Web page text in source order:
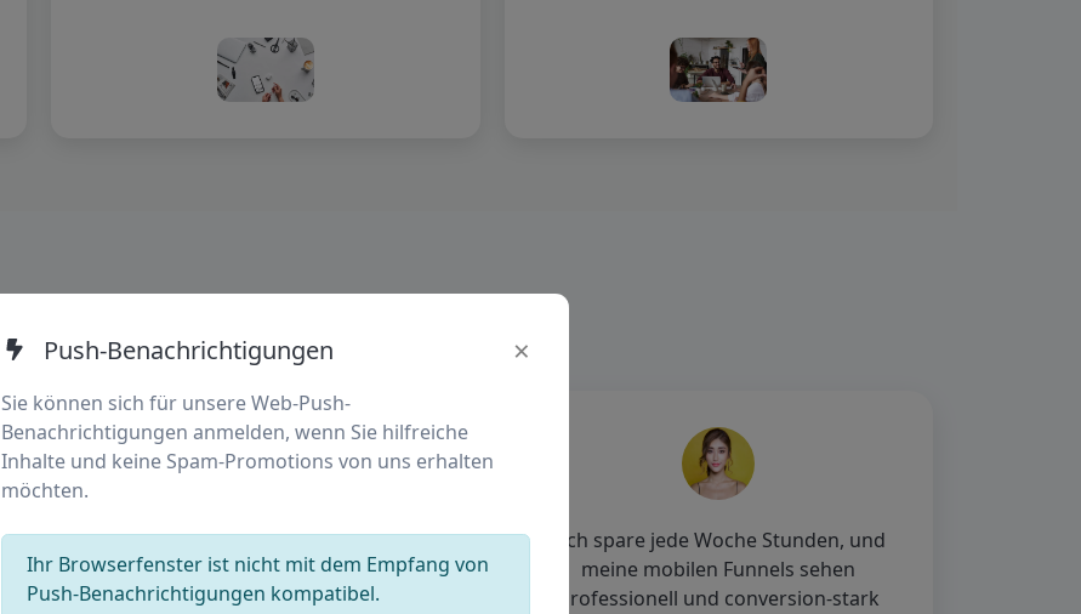
„Wir konvertieren jetzt mehr mobile
Besucher mit minimalem Aufwand.
Automatisierung ist ein Game-
„Ich spare jede Woche Stunden, und
meine mobilen Funnels sehen
professionell und conversion-stark
Push-Benachrichtigungen ×
Sie können sich für unsere Web-Push-
Benachrichtigungen anmelden, wenn Sie hilfreiche
Inhalte und keine Spam-Promotions von uns erhalten
möchten.
Ihr Browserfenster ist nicht mit dem Empfang von
Push-Benachrichtigungen kompatibel.